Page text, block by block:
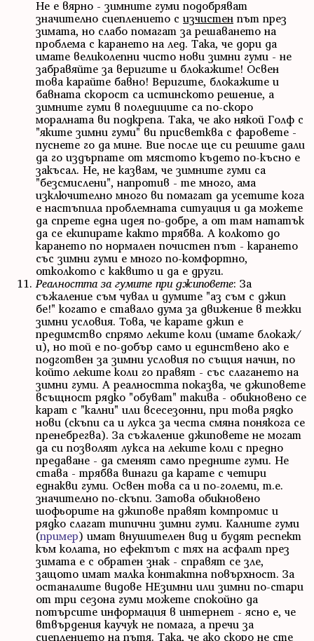
Не е вярно - зимните гуми подобряват
значително сцеплението с изчистен път през
зимата, но слабо помагат за решаването на
проблема с карането на лед. Така, че дори да
имате великолепни чисто нови зимни гуми - не
забравяйте за веригите и блокажите! Освен
това карайте бавно! Веригите, блокажите и
бавната скорост са истинското решение, а
зимните гуми в поледиците са по-скоро
моралната ви подкрепа. Така, че ако някой Голф с
"яките зимни гуми" ви присветква с фаровете -
пуснете го да мине. Вие после ще си решите дали
да го издърпате от мястото където по-късно е
закъсал. Не, не казвам, че зимните гуми са
"безсмислени", напротив - те много, ама
изключително много ви помагат да усетите кога
е настъпила проблемната ситуация и да можете
да спрете една идея по-добре, а от там нататък
да се екипирате както трябва. А колкото до
карането по нормален почистен път - карането
със зимни гуми е много по-комфортно,
отколкото с каквито и да е други.
Реалността за гумите при джиповете: За
съжаление съм чувал и думите "аз съм с джип
бе!" когато е ставало дума за движение в тежки
зимни условия. Това, че карате джип е
предимство спрямо леките коли (имате блокаж/
и), но той е по-добър само и единствено ако е
подготвен за зимни условия по същия начин, по
който леките коли го правят - със слагането на
зимни гуми. А реалността показва, че джиповете
всъщност рядко "обуват" такива - обикновено се
карат с "кални" или всесезонни, при това рядко
нови (скъпи са и лукса за честа смяна понякога се
пренебрегва). За съжаление джиповете не могат
да си позволят лукса на леките коли с предно
предаване - да сменят само предните гуми. Не
става - трябва винаги да карате с четири
еднакви гуми. Освен това са и по-големи, т.е.
значително по-скъпи. Затова обикновено
шофьорите на джипове правят компромис и
рядко слагат типични зимни гуми. Калните гуми
(пример) имат внушителен вид и будят респект
към колата, но ефектът с тях на асфалт през
зимата е с обратен знак - справят се зле,
защото имат малка контактна повърхност. За
останалите видове НЕзимни или зимни по-стари
от три сезона гуми можете спокойно да
потърсите информация в интернет - ясно е, че
втвърдения каучук не помага, а пречи за
сцеплението на пътя. Така, че ако скоро не сте